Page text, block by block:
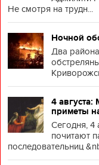
Не смотря на трудн...
Ночной
Два
4
приметы
Сегодня, 4
почитают
последовательниц